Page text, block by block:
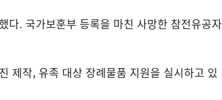
다. 국가보훈부 등록을 마친 사망한 참전유공자
제작, 유족 대상 장례물품 지원을 실시하고 있